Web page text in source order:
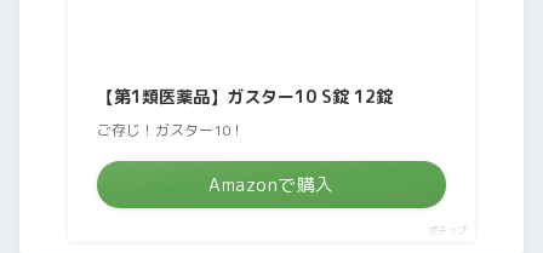
【第1類医薬品】ガスター10 S錠 12錠
ご存じ！ガスター10！
Amazonで購入
ポチップ